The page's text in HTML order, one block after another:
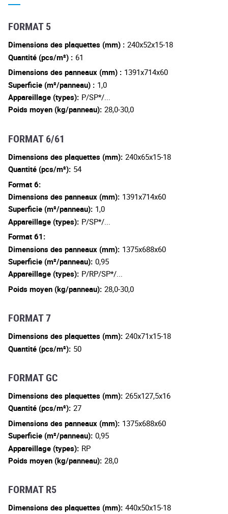
FORMAT 5
Dimensions des plaquettes (mm) : 240x52x15-18
Quantité (pcs/m²) : 61
Dimensions des panneaux (mm) : 1391x714x60
Superficie (m²/panneau) : 1,0
Appareillage (types): P/SP*/...
Poids moyen (kg/panneau): 28,0-30,0
FORMAT 6/61
Dimensions des plaquettes (mm): 240x65x15-18
Quantité (pcs/m²): 54
Format 6:
Dimensions des panneaux (mm): 1391x714x60
Superficie (m²/panneau): 1,0
Appareillage (types): P/SP*/...
Format 61:
Dimensions des panneaux (mm): 1375x688x60
Superficie (m²/panneau): 0,95
Appareillage (types): P/RP/SP*/...
Poids moyen (kg/panneau): 28,0-30,0
FORMAT 7
Dimensions des plaquettes (mm): 240x71x15-18
Quantité (pcs/m²): 50
FORMAT GC
Dimensions des plaquettes (mm): 265x127,5x16
Quantité (pcs/m²): 27
Dimensions des panneaux (mm): 1375x688x60
Superficie (m²/panneau): 0,95
Appareillage (types): RP
Poids moyen (kg/panneau): 28,0
FORMAT R5
Dimensions des plaquettes (mm): 440x50x15-18